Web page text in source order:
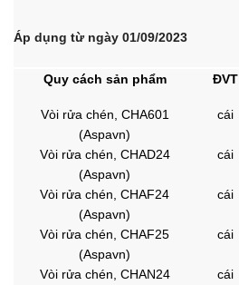
Áp dụng từ ngày 01/09/2023
Quy cách sản phẩm ĐVT
Vòi rửa chén, CHA601
(Aspavn)
cái
Vòi rửa chén, CHAD24
(Aspavn)
cái
Vòi rửa chén, CHAF24
(Aspavn)
cái
Vòi rửa chén, CHAF25
(Aspavn)
cái
Vòi rửa chén, CHAN24
cái